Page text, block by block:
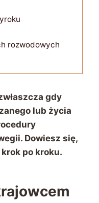
rozwodowych
gdy
lub życia
Dowiesz się,
po kroku.